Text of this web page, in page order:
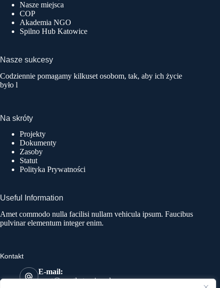
Nasze miejsca
COP
Akademia NGO
Spilno Hub Katowice
Nasze sukcesy
Codziennie pomagamy kilkuset osobom, tak, aby ich życie
było l
Na skróty
Projekty
Dokumenty
Zasoby
Statut
Polityka Prywatności
Useful Information
Amet commodo nulla facilisi nullam vehicula ipsum. Faucibus
pulvinar elementum integer enim.
Kontakt
E-mail:
most@mostkatowice.pl